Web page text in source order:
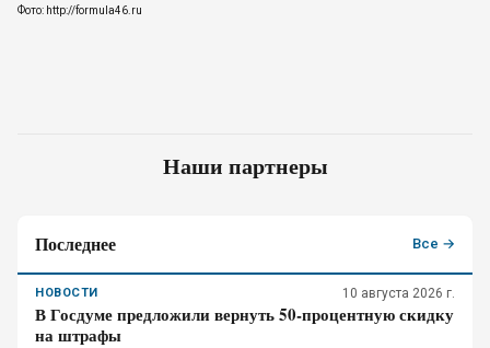
Фото: http://formula46.ru
Наши партнеры
Последнее Все →
НОВОСТИ 10 августа 2026 г.
В Госдуме предложили вернуть 50-процентную скидку
на штрафы